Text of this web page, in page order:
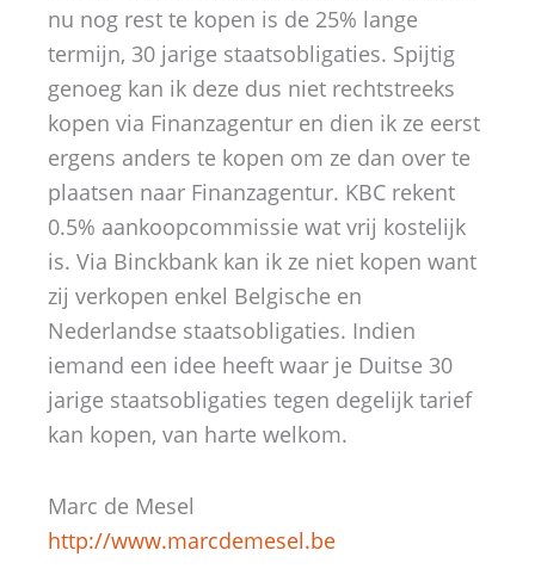
nu nog rest te kopen is de 25% lange
termijn, 30 jarige staatsobligaties. Spijtig
genoeg kan ik deze dus niet rechtstreeks
kopen via Finanzagentur en dien ik ze eerst
ergens anders te kopen om ze dan over te
plaatsen naar Finanzagentur. KBC rekent
0.5% aankoopcommissie wat vrij kostelijk
is. Via Binckbank kan ik ze niet kopen want
zij verkopen enkel Belgische en
Nederlandse staatsobligaties. Indien
iemand een idee heeft waar je Duitse 30
jarige staatsobligaties tegen degelijk tarief
kan kopen, van harte welkom.
Marc de Mesel
http://www.marcdemesel.be